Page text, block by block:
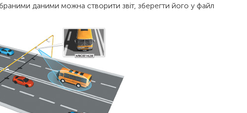
даними можна створити звіт, зберегти його у файл